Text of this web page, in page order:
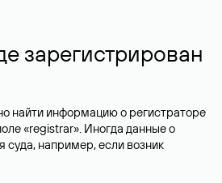
зарегистрирован
найти информацию о регистраторе
«registrar». Иногда данные о
суда, например, если возник